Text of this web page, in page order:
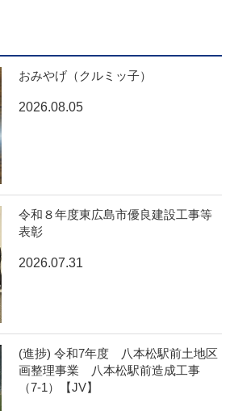
おみやげ（クルミッ子）
2026.08.05
令和８年度東広島市優良建設工事等
表彰
2026.07.31
(進捗) 令和7年度 八本松駅前土地区
画整理事業 八本松駅前造成工事
（7-1）【JV】